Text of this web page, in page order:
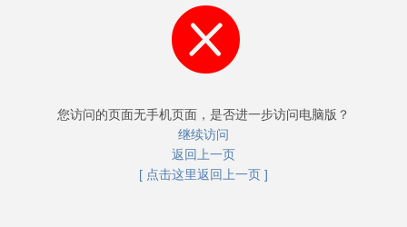
您访问的页面无手机页面，是否进一步访问电脑版？
继续访问
返回上一页
[ 点击这里返回上一页 ]